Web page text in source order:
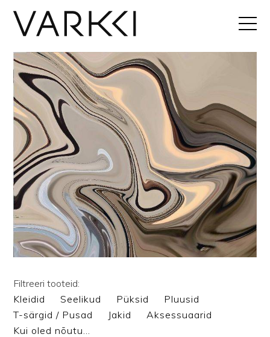
Filtreeri tooteid:
Kleidid
Seelikud Püksid
Pluusid
T-särgid / Pusad
Jakid
Aksessuaarid
Kui oled nõutu…